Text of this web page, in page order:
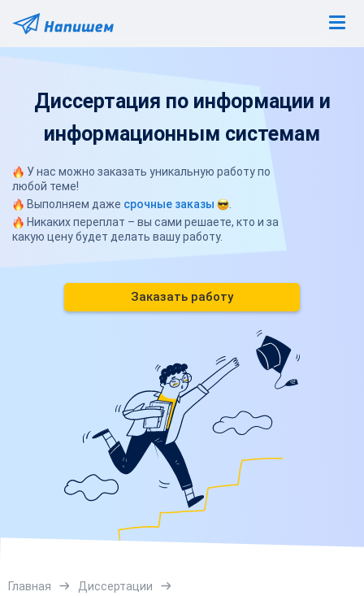
Диссертация по информации и
информационным системам
У нас можно заказать уникальную работу по
любой теме!
Выполняем даже срочные заказы
Никаких переплат – вы сами решаете, кто и за
какую цену будет делать вашу работу.
Заказать работу
Главная
Диссертации